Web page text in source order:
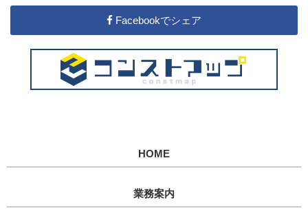
Facebookでシェア
HOME
業務案内